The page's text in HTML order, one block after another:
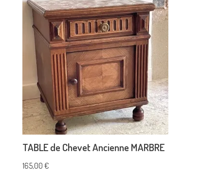
TABLE de Chevet Ancienne MARBRE
165,00 €